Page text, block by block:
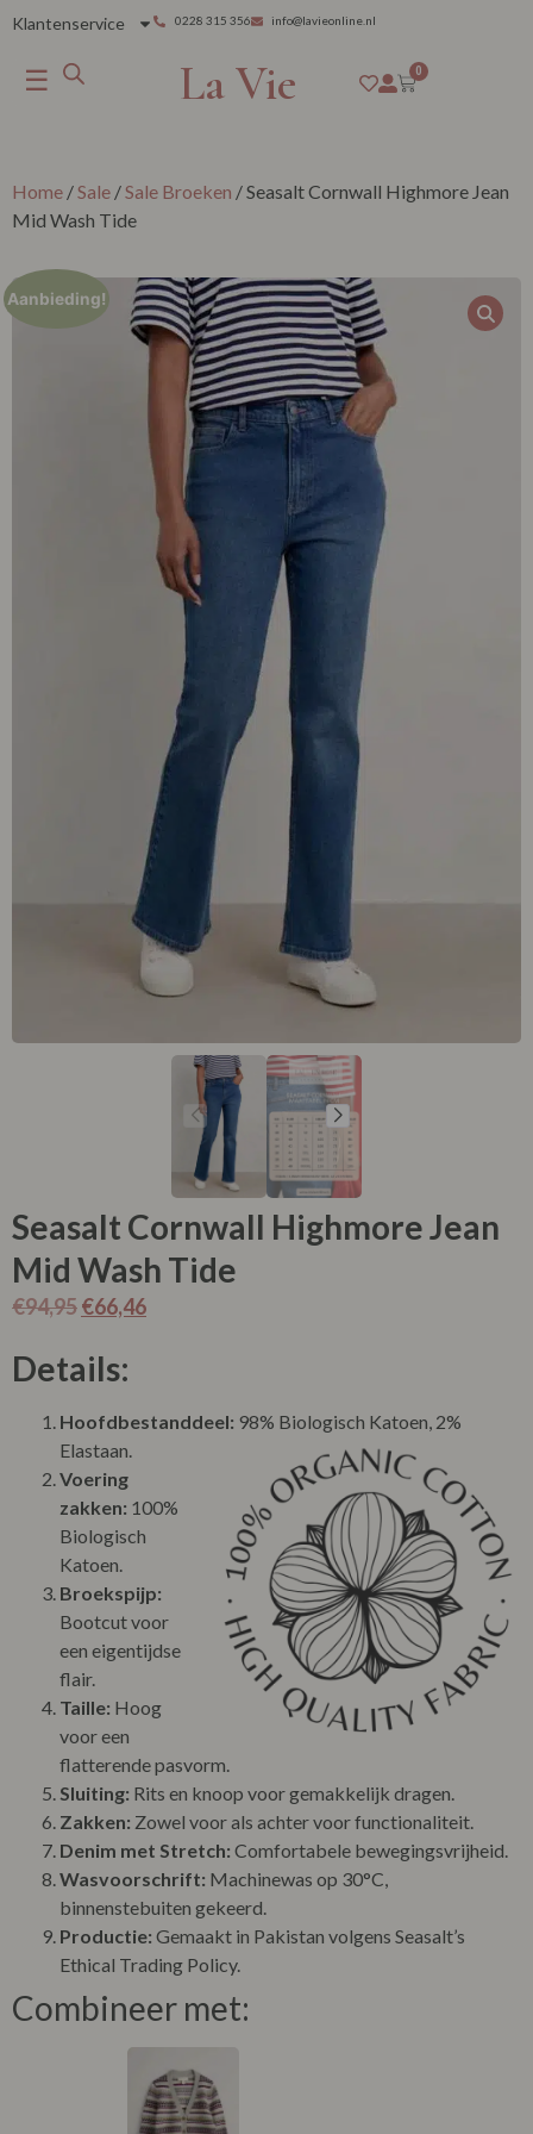
Klantenservice 0228 315 356 info@lavieonline.nl
☰ La Vie 0
Home /Sale /Sale Broeken / Seasalt Cornwall Highmore Jean
Mid Wash Tide
Aanbieding!
Seasalt Cornwall Highmore Jean
Mid Wash Tide
€94,95€66,46
Details:
Hoofdbestanddeel: 98% Biologisch Katoen, 2%
Elastaan.
Voering
zakken: 100%
Biologisch
Katoen.
Broekspijp:
Bootcut voor
een eigentijdse
flair.
Taille: Hoog
voor een
flatterende pasvorm.
Sluiting: Rits en knoop voor gemakkelijk dragen.
Zakken: Zowel voor als achter voor functionaliteit.
Denim met Stretch: Comfortabele bewegingsvrijheid.
Wasvoorschrift: Machinewas op 30°C,
binnenstebuiten gekeerd.
Productie: Gemaakt in Pakistan volgens Seasalt’s
Ethical Trading Policy.
Combineer met: